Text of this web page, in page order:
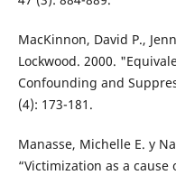
MacKinnon, David P.,
Lockwood. 2000.
Confounding and
(4): 173-181.
Manasse, Michelle E. y
“Victimization as a